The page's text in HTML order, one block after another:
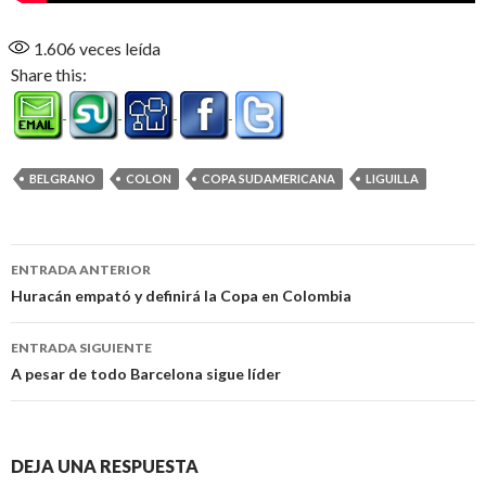
1.606veces leída
Share this:
BELGRANO COLON COPA SUDAMERICANA LIGUILLA
Navegación
de
entradas
ENTRADA ANTERIOR
Huracán empató y definirá la Copa en Colombia
ENTRADA SIGUIENTE
A pesar de todo Barcelona sigue líder
DEJA UNA RESPUESTA